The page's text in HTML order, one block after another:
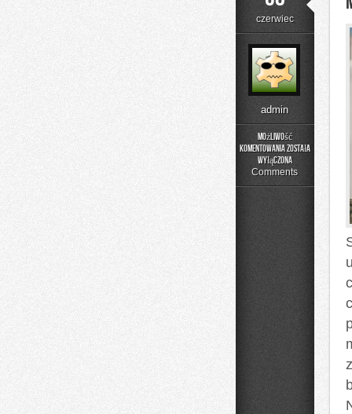
czerwiec
admin
Możliwość
komentowania
Catering
została
wyłączona
Comments